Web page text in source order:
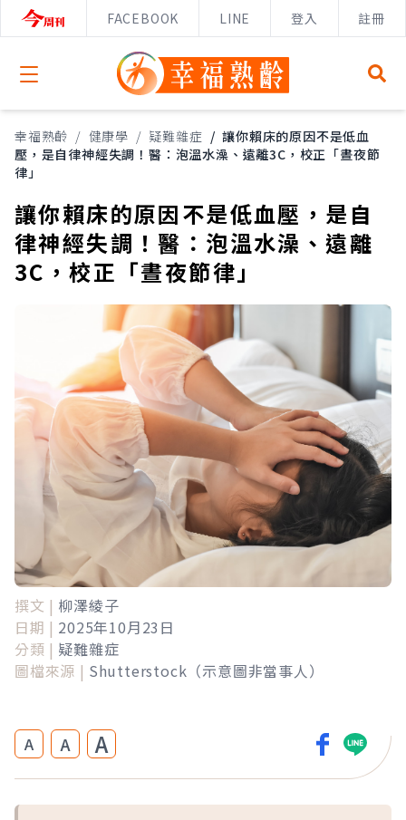
FACEBOOK LINE 登入 註冊
Open menu
幸福熟齡 / 健康學 / 疑難雜症 / 讓你賴床的原因不是低血
壓，是自律神經失調！醫：泡溫水澡、遠離3C，校正「晝夜節
律」
讓你賴床的原因不是低血壓，是自
律神經失調！醫：泡溫水澡、遠離
3C，校正「晝夜節律」
撰文 | 柳澤綾子
日期 | 2025年10月23日
分類 | 疑難雜症
圖檔來源 | Shutterstock（示意圖非當事人）
A A A